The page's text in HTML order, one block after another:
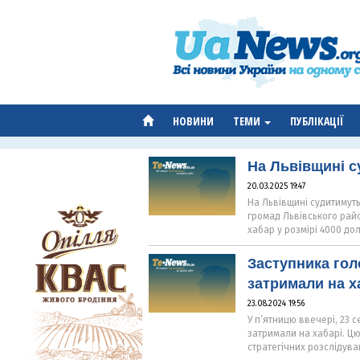
НОВИНИ ТЕМИ ПУБЛІКАЦІЇ
На Львівщині
20.03.2025 19:47
На Львівщині
громад Львівського
хабар у розмірі 4000
Заступника
затримали на
23.08.2024 19:56
У п’ятницю ввечері, 23
затримали на хабарі.
стратегічних